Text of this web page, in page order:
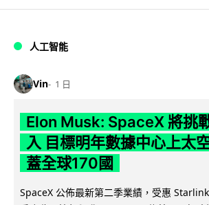
人工智能
Vin 1 日
Elon Musk: SpaceX 將挑
入 目標明年數據中心上太
蓋全球170國
SpaceX 公佈最新第二季業績，受惠